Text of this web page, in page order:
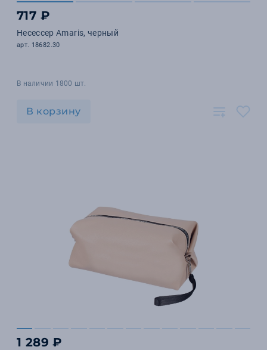
717 ₽
Несессер Amaris, черный
арт. 18682.30
В наличии 1800 шт.
В корзину
1 289 ₽